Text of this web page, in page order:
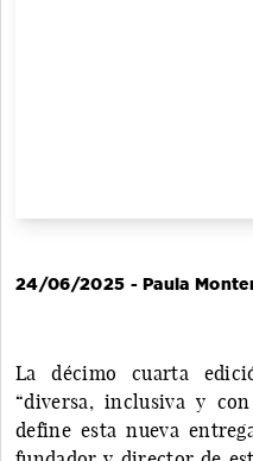
24/06/2025 - Paula
La décimo cuarta
“diversa, inclusiva y
define esta nueva